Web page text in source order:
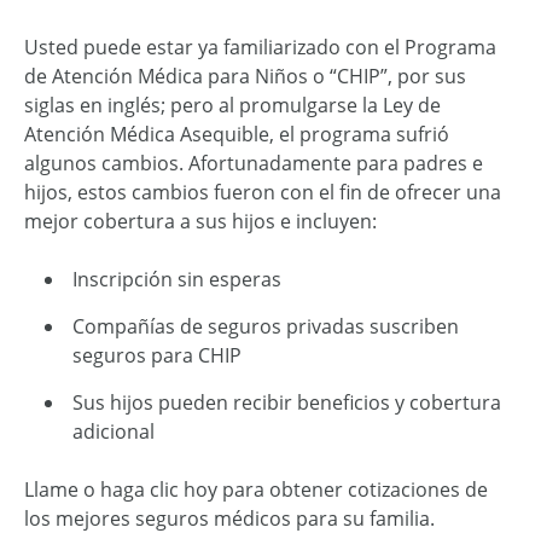
Usted puede estar ya familiarizado con el Programa
de Atención Médica para Niños o “CHIP”, por sus
siglas en inglés; pero al promulgarse la Ley de
Atención Médica Asequible, el programa sufrió
algunos cambios. Afortunadamente para padres e
hijos, estos cambios fueron con el fin de ofrecer una
mejor cobertura a sus hijos e incluyen:
Inscripción sin esperas
Compañías de seguros privadas suscriben
seguros para CHIP
Sus hijos pueden recibir beneficios y cobertura
adicional
Llame o haga clic hoy para obtener cotizaciones de
los mejores seguros médicos para su familia.